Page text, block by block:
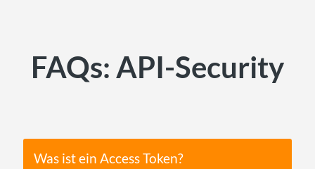
FAQs: API-Security
Was ist ein Access Token?